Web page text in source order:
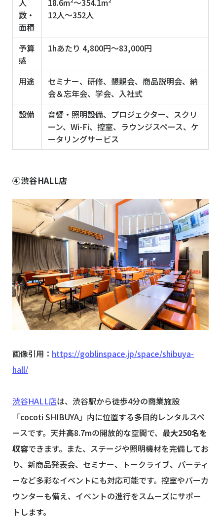
人
数・
面積
18.6m²～354.1m²
12人～352人
予算
感
1hあたり 4,800円～83,000円
用途
セミナー、研修、懇親会、商品説明会、納
会＆忘年会、学会、入社式
設備
音響・照明設備、プロジェクター、スクリ
ーン、Wi-Fi、控室、ラウンジスペース、ケ
ータリングサービス
④渋谷HALL店
画像引用： https://goblinspace.jp/space/shibuya-
hall/
渋谷HALL店は、渋谷駅から徒歩4分の商業施設
「cocoti SHIBUYA」内に位置する多目的レンタルスペ
ースです。天井高8.7mの開放的な空間で、 最大250名を
収容できます。また、ステージや照明機材を完備してお
り、新商品発表会、セミナー、トークライブ、パーティ
ーなど多彩なイベントにも対応可能です。控室やバーカ
ウンターも備え、イベントの進行をスムーズにサポー
トします。